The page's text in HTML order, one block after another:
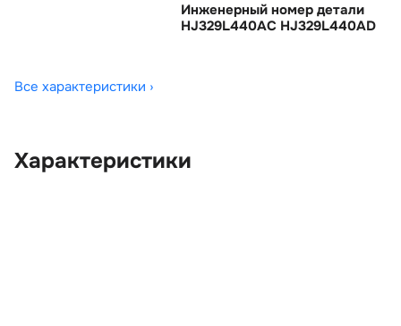
Инженерный номер детали
HJ329L440AC HJ329L440AD
Все характеристики ›
Характеристики